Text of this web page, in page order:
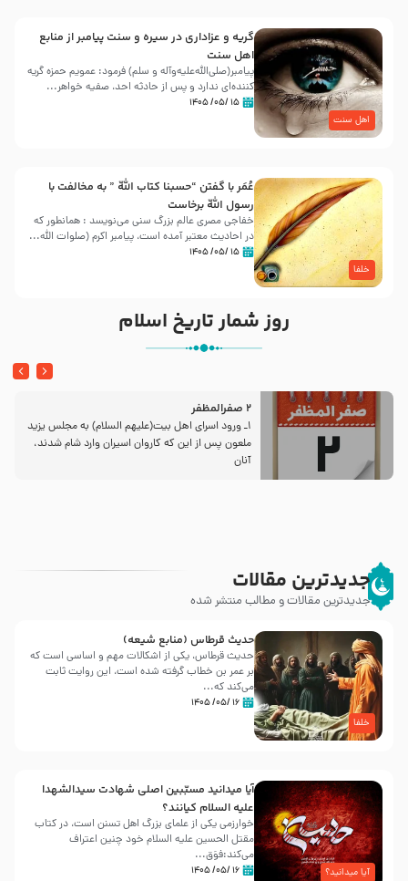
اهل سنت
گریه و عزاداری در سیره و سنت پیامبر از منابع
اهل سنت
پیامبر(صلی‌الله‌علیه‌وآله و سلم) فرمود: عمویم حمزه گریه
کننده‌ای ندارد و پس از حادثه احد، صفیه خواهر...
۱۵ /۰۵/ ۱۴۰۵
خلفا
عُمَر با گفتن “حسبنا كتاب اللّه ” به مخالفت با
رسول اللّه برخاست
خفاجی مصری عالم بزرگ سنی می‌نویسد : همانطور که
در احادیث معتبر آمده است، پیامبر اکرم (صلوات اللّه...
۱۵ /۰۵/ ۱۴۰۵
روز شمار تاریخ اسلام
2 صفرالمظفر
1ـ ورود اسراى اهل بیت‌(علیهم السلام) به مجلس یزید
ملعون پس از این كه كاروان اسیران وارد شام شدند،
آنان
جدیدترین مقالات
جدیدترین مقالات و مطالب منتشر شده
خلفا
حدیث قرطاس (منابع شیعه)
حدیث قرطاس، یکی از اشکالات مهم و اساسی است که
بر عمر بن خطاب گرفته شده است، این روایت ثابت
می‌کند که...
۱۶ /۰۵/ ۱۴۰۵
آیا میدانید؟
آیا میدانید مسبّبین اصلی شهادت سیدالشهدا
علیه ‌السلام کیانند؟
خوارزمی یکی از علمای بزرگ اهل تسنن است، در کتاب
مقتل الحسین علیه ‌السلام خود چنین اعتراف
می‌کند:فوَق...
۱۶ /۰۵/ ۱۴۰۵